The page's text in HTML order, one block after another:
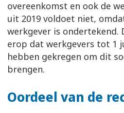
overeenkomst en ook de
uit 2019 voldoet niet,
werkgever is ondertekend.
erop dat werkgevers tot 1
hebben gekregen om dit
brengen.
Oordeel van de